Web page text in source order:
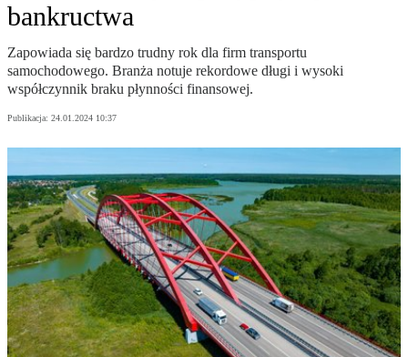
bankructwa
Zapowiada się bardzo trudny rok dla firm transportu
samochodowego. Branża notuje rekordowe długi i wysoki
współczynnik braku płynności finansowej.
Publikacja: 24.01.2024 10:37